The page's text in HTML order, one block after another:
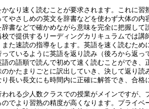
なり速く読むことが要求されます。これに習
やさしめの英文を辞書などを使わず大体の内
書などで確かめながら意味を完全に把握し
で提供するリーディングカリキュラムでは
た速読の指導をします。英語を速く読むた
ているように英語を返り読み（後ろから返
の語順で読んで初めて速く読むことができ
かたまりごとに訳出していき、決して返り
長い長文にも時間内に正確に解答でき、合格
れる少人数クラスでの授業がメインですが
でより習熟の精度が高くなります。プライ